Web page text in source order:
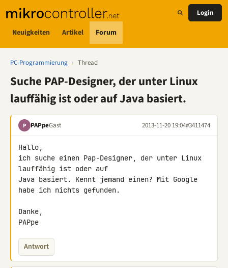
Neuigkeiten Artikel Forum
Login
PC-Programmierung › Thread
Suche PAP-Designer, der unter Linux
lauffähig ist oder auf Java basiert.
P PAPpeGast 2013-11-20 19:04#3411474
Hallo,
ich suche einen Pap-Designer, der unter Linux
lauffähig ist oder auf
Java basiert. Kennt jemand einen? Mit Google
habe ich nichts gefunden.
Danke,
PAPpe
Antwort